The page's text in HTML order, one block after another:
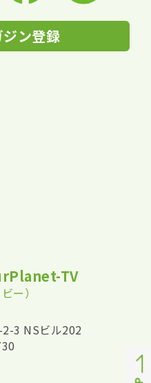
ン登録
TV
ー）
3 NSビル202